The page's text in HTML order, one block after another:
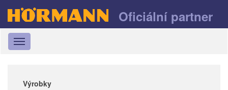
Oficiální partner
Toggle
Výrobky